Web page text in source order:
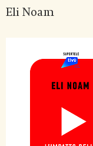
Eli Noam